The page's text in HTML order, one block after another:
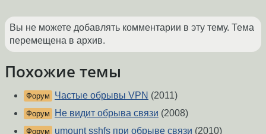
Вы не можете добавлять комментарии в эту тему. Тема
перемещена в архив.
Похожие темы
Форум Частые обрывы VPN (2011)
Форум Не видит обрыва связи (2008)
Форум umount sshfs при обрыве связи (2010)